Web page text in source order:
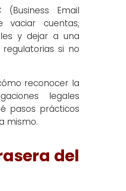
(Business Email
vaciar cuentas,
y dejar a una
si no
reconocer la
legales
pasos prácticos
mismo.
del